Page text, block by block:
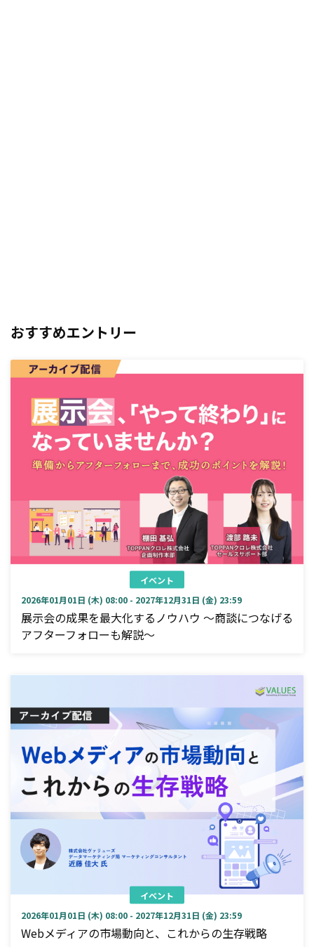
おすすめエントリー
イベント
2026年01月01日 (木) 08:00 - 2027年12月31日 (金) 23:59
展示会の成果を最大化するノウハウ ～商談につなげる
アフターフォローも解説～
イベント
2026年01月01日 (木) 08:00 - 2027年12月31日 (金) 23:59
Webメディアの市場動向と、これからの生存戦略